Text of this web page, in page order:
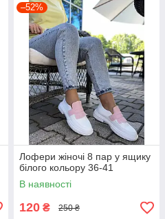
–52%
Лофери жіночі 8 пар у ящику
білого кольору 36-41
В наявності
120 ₴ 250 ₴